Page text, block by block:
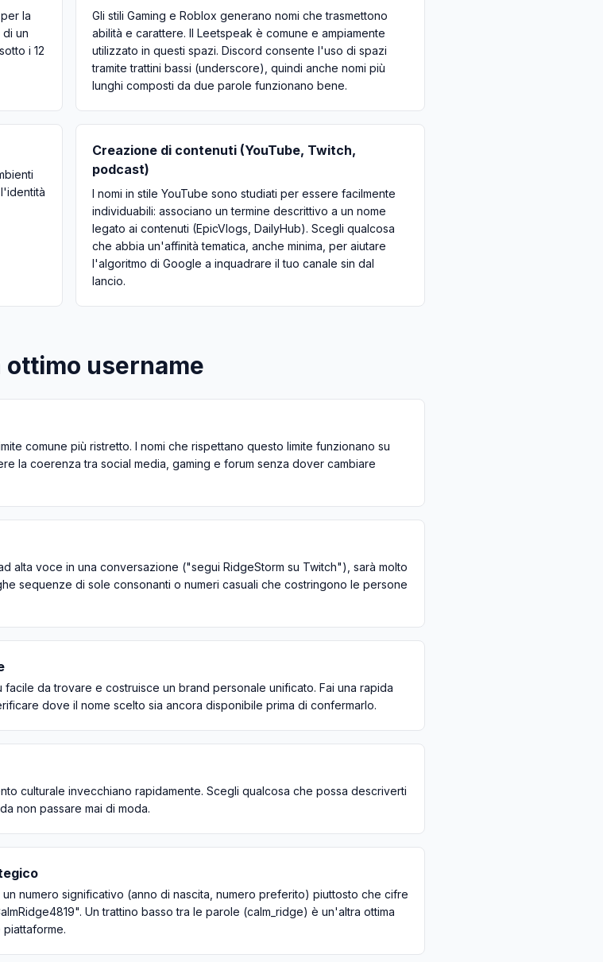
la
un
i 12
Gli stili Gaming e Roblox generano nomi che trasmettono
abilità e carattere. Il Leetspeak è comune e ampiamente
utilizzato in questi spazi. Discord consente l'uso di spazi
tramite trattini bassi (underscore), quindi anche nomi più
lunghi composti da due parole funzionano bene.
Creazione di contenuti (YouTube, Twitch,
podcast)
I nomi in stile YouTube sono studiati per essere facilmente
individuabili: associano un termine descrittivo a un nome
legato ai contenuti (EpicVlogs, DailyHub). Scegli qualcosa
che abbia un'affinità tematica, anche minima, per aiutare
l'algoritmo di Google a inquadrare il tuo canale sin dal
lancio.
username
comune più ristretto. I nomi che rispettano questo limite funzionano su
la coerenza tra social media, gaming e forum senza dover cambiare
alta voce in una conversazione ("segui RidgeStorm su Twitch"), sarà molto
sequenze di sole consonanti o numeri casuali che costringono le persone
da trovare e costruisce un brand personale unificato. Fai una rapida
dove il nome scelto sia ancora disponibile prima di confermarlo.
culturale invecchiano rapidamente. Scegli qualcosa che possa descriverti
non passare mai di moda.
numero significativo (anno di nascita, numero preferito) piuttosto che cifre
Un trattino basso tra le parole (calm_ridge) è un'altra ottima